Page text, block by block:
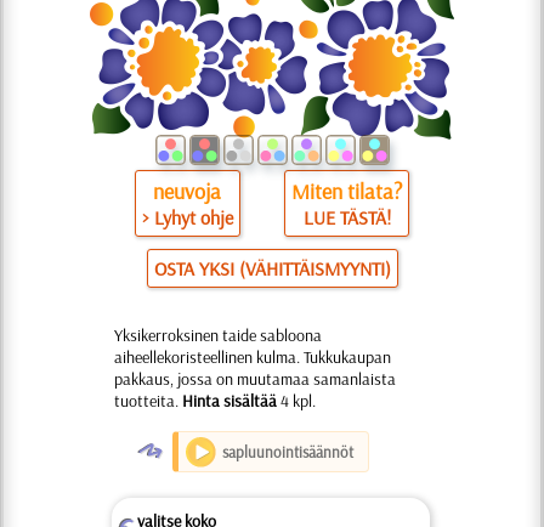
neuvoja
> Lyhyt ohje
Miten tilata?
LUE TÄSTÄ!
OSTA YKSI (VÄHITTÄISMYYNTI)
Yksikerroksinen taide sabloona
aiheellekoristeellinen kulma. Tukkukaupan
pakkaus, jossa on muutamaa samanlaista
tuotteita. Hinta sisältää4 kpl.
O sapluunointisäännöt
valitse koko